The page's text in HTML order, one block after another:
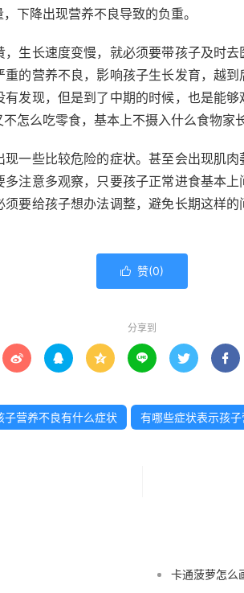
下降出现营养不良导致的负重。
生长速度变慢，就必须要带孩子及时去
的营养不良，影响孩子生长发育，越
发现，但是到了中期的时候，也是能
怎么吃零食，基本上不摄入什么食物家
一些比较危险的症状。甚至会出现肌
注意多观察，只要孩子正常进食基本
要给孩子想办法调整，避免长期这样
 赞(0)
分享到
     
子营养不良有什么症状 有哪些症状表示孩
卡通菠萝怎么